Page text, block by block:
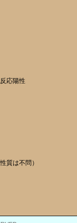
応陽性
質は不問）